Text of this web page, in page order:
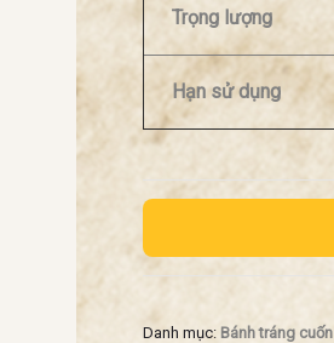
Trọng lượng
Hạn sử dụng
Danh mục: Bánh tráng cuốn